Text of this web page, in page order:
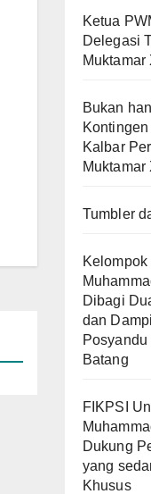
Ketua
Delegasi
Bukan
Kalbar
Muktamar
Tumbler
Dibagi
dan
Batang
FIKPSI
Dukung
yang
Khusus